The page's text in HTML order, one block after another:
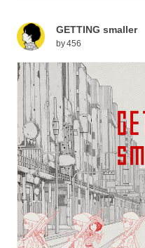
GETTING smaller
by456